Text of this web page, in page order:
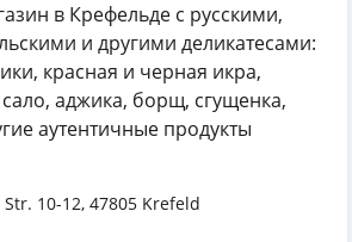
в Крефельде с русскими,
и другими деликатесами:
красная и черная икра,
аджика, борщ, сгущенка,
аутентичные продукты
10-12, 47805 Krefeld